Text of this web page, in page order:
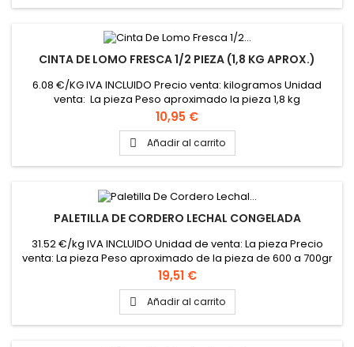
CINTA DE LOMO FRESCA 1/2 PIEZA (1,8 KG APROX.)
6.08 €/KG IVA INCLUIDO Precio venta: kilogramos Unidad
venta: La pieza Peso aproximado la pieza 1,8 kg
Precio
10,95 €
 Añadir al carrito
PALETILLA DE CORDERO LECHAL CONGELADA
31.52 €/kg IVA INCLUIDO Unidad de venta: La pieza Precio
venta: La pieza Peso aproximado de la pieza de 600 a 700gr
Precio
19,51 €
 Añadir al carrito